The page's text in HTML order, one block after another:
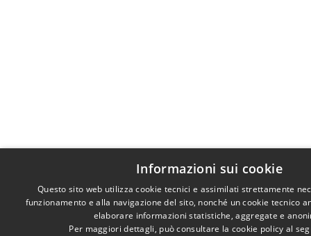
Informazioni sui cookie
Questo sito web utilizza cookie tecnici e assimilati strettamente
funzionamento e alla navigazione del sito, nonché un cookie tecnico
elaborare informazioni statistiche, aggregate e
Per maggiori dettagli, può consultare la cookie policy al